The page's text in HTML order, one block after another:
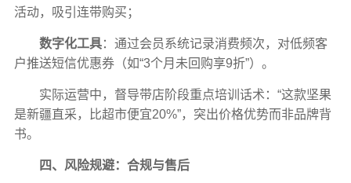
活动，吸引连带购买；
数字化工具：通过会员系统记录消费频次，对低频客
户推送短信优惠券（如“3个月未回购享9折”）。
实际运营中，督导带店阶段重点培训话术：“这款坚果
是新疆直采，比超市便宜20%”，突出价格优势而非品牌背
书。
四、风险规避：合规与售后